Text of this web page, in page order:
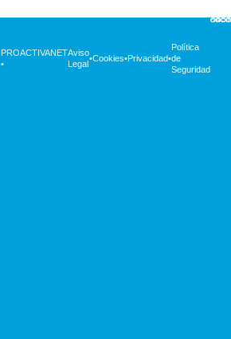
PROACTIVANET
•
Aviso
Legal
•Cookies•Privacidad•
Política
de
Seguridad